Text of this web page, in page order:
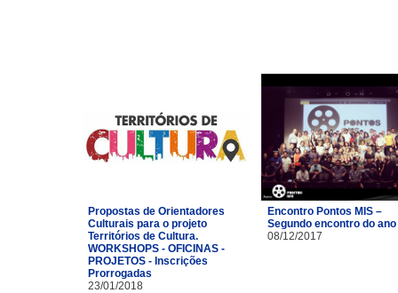
Propostas de Orientadores
Culturais para o projeto
Territórios de Cultura.
WORKSHOPS - OFICINAS -
PROJETOS - Inscrições
Prorrogadas
23/01/2018
Encontro Pontos MIS –
Segundo encontro do ano
08/12/2017